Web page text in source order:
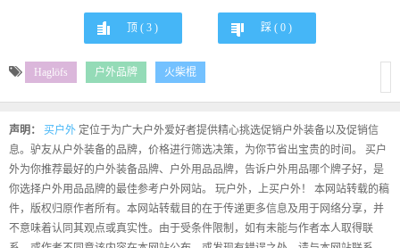
顶 ( 3) 踩 ( 0)
Haglöfs 户外品牌 火柴棍
声明： 买户外 定位于为广大户外爱好者提供精心挑选促销户外装备以及促销信
息。驴友从户外装备的品牌，价格进行筛选决策，为你节省出宝贵的时间。 买户
外为你推荐最好的户外装备品牌、户外用品品牌，告诉户外用品哪个牌子好，是
你选择户外用品品牌的最佳参考户外网站。 玩户外，上买户外！ 本网站转载的稿
件，版权归原作者所有。本网站转载目的在于传递更多信息及用于网络分享，并
不意味着认同其观点或真实性。由于受条件限制，如有未能与作者本人取得联